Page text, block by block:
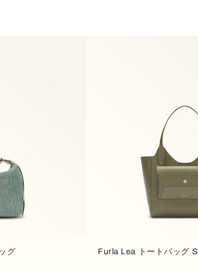
グ Furla Lea トートバッグ S